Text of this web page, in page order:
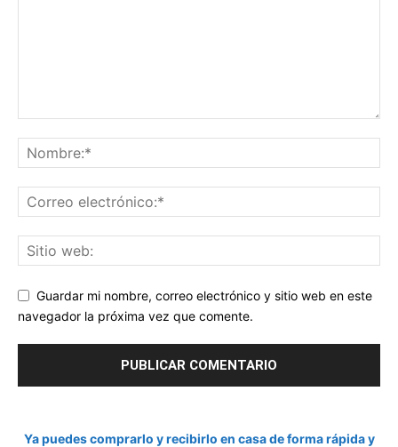
Guardar mi nombre, correo electrónico y sitio web en este
navegador la próxima vez que comente.
Ya puedes comprarlo y recibirlo en casa de forma rápida y